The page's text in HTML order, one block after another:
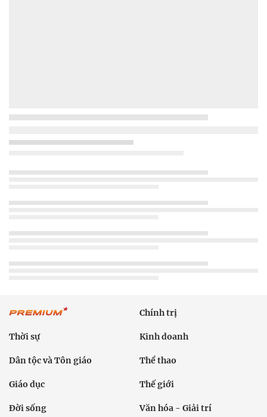
Chính trị
Thời sự Kinh doanh
Dân tộc và Tôn giáo Thể thao
Giáo dục Thế giới
Đời sống Văn hóa - Giải trí